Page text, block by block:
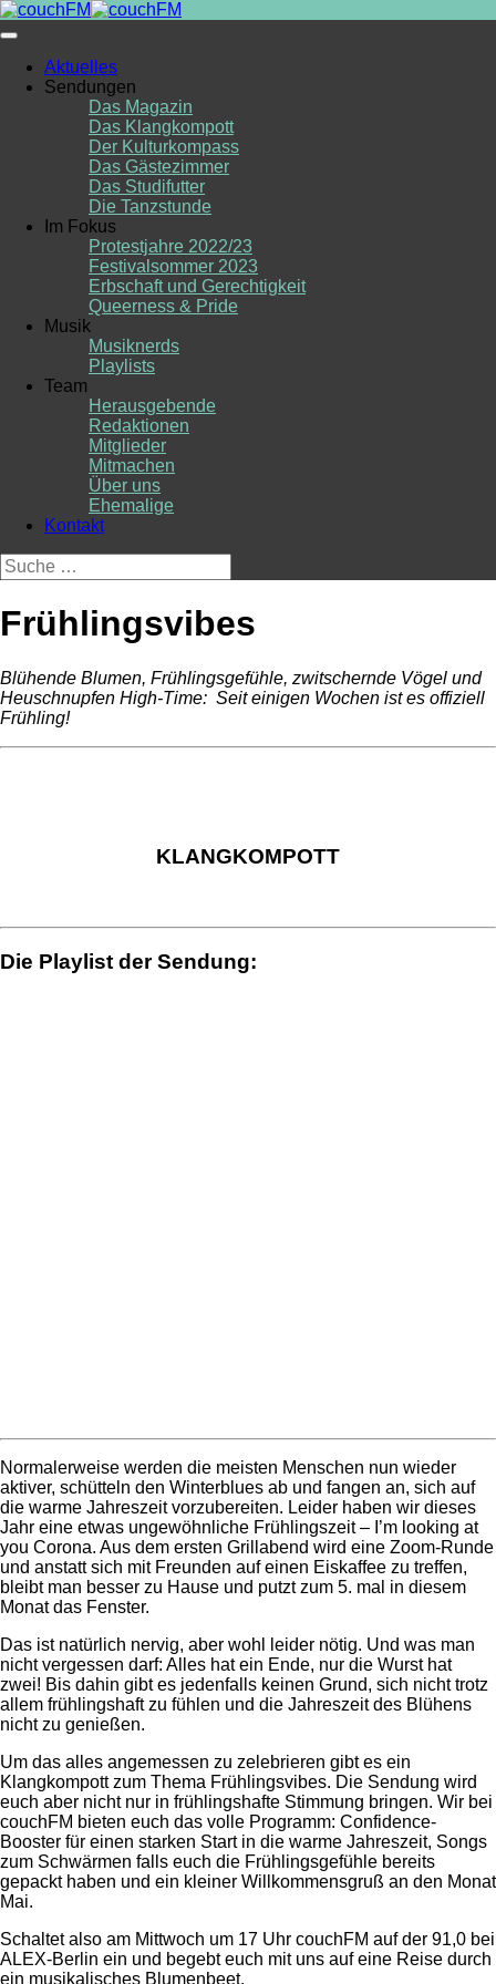
Skip
to
Aktuelles
Sendungen
Das Magazin
Das Klangkompott
Der Kulturkompass
Das Gästezimmer
Das Studifutter
Die Tanzstunde
Im Fokus
Protestjahre 2022/23
Festivalsommer 2023
Erbschaft und Gerechtigkeit
Queerness & Pride
Musik
Musiknerds
Playlists
Team
Herausgebende
Redaktionen
Mitglieder
Mitmachen
Über uns
Ehemalige
Kontakt
Suche
nach:
Frühlingsvibes
Blühende Blumen, Frühlingsgefühle, zwitschernde Vögel und
Heuschnupfen High-Time: Seit einigen Wochen ist es offiziell
Frühling!
KLANGKOMPOTT
Die Playlist der Sendung:
Normalerweise werden die meisten Menschen nun wieder
aktiver, schütteln den Winterblues ab und fangen an, sich auf
die warme Jahreszeit vorzubereiten. Leider haben wir dieses
Jahr eine etwas ungewöhnliche Frühlingszeit – I’m looking at
you Corona. Aus dem ersten Grillabend wird eine Zoom-Runde
und anstatt sich mit Freunden auf einen Eiskaffee zu treffen,
bleibt man besser zu Hause und putzt zum 5. mal in diesem
Monat das Fenster.
Das ist natürlich nervig, aber wohl leider nötig. Und was man
nicht vergessen darf: Alles hat ein Ende, nur die Wurst hat
zwei! Bis dahin gibt es jedenfalls keinen Grund, sich nicht trotz
allem frühlingshaft zu fühlen und die Jahreszeit des Blühens
nicht zu genießen.
Um das alles angemessen zu zelebrieren gibt es ein
Klangkompott zum Thema Frühlingsvibes. Die Sendung wird
euch aber nicht nur in frühlingshafte Stimmung bringen. Wir bei
couchFM bieten euch das volle Programm: Confidence-
Booster für einen starken Start in die warme Jahreszeit, Songs
zum Schwärmen falls euch die Frühlingsgefühle bereits
gepackt haben und ein kleiner Willkommensgruß an den Monat
Mai.
Schaltet also am Mittwoch um 17 Uhr couchFM auf der 91,0 bei
ALEX-Berlin ein und begebt euch mit uns auf eine Reise durch
ein musikalisches Blumenbeet.